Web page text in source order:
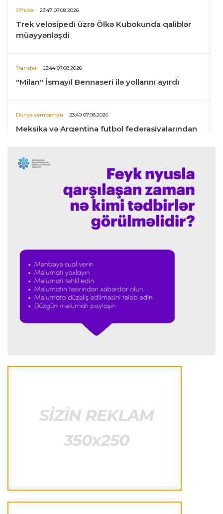
Offside 23:47 07.08.2026
Trek velosipedi üzrə Ölkə Kubokunda qaliblər
müəyyənləşdi
Transfer 23:44 07.08.2026
"Milan" İsmayıl Bennaseri ilə yollarını ayırdı
Dünya çempionatı 23:40 07.08.2026
Meksika və Argentina futbol federasiyalarından
"Formula 1" pilotlarının 2026-cı il reytinqi
qatdı
Formula-1 23:29 07.08.2026
"Antonellinin potensialına heç vaxt şübhə
etməmişəm"
"Onun istedadı uşaq yaşlarından bəlli idi"